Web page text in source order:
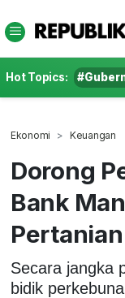
Hot Topics:
Ekonomi Keuangan
Dorong
Bank
Secara jangka
bidik